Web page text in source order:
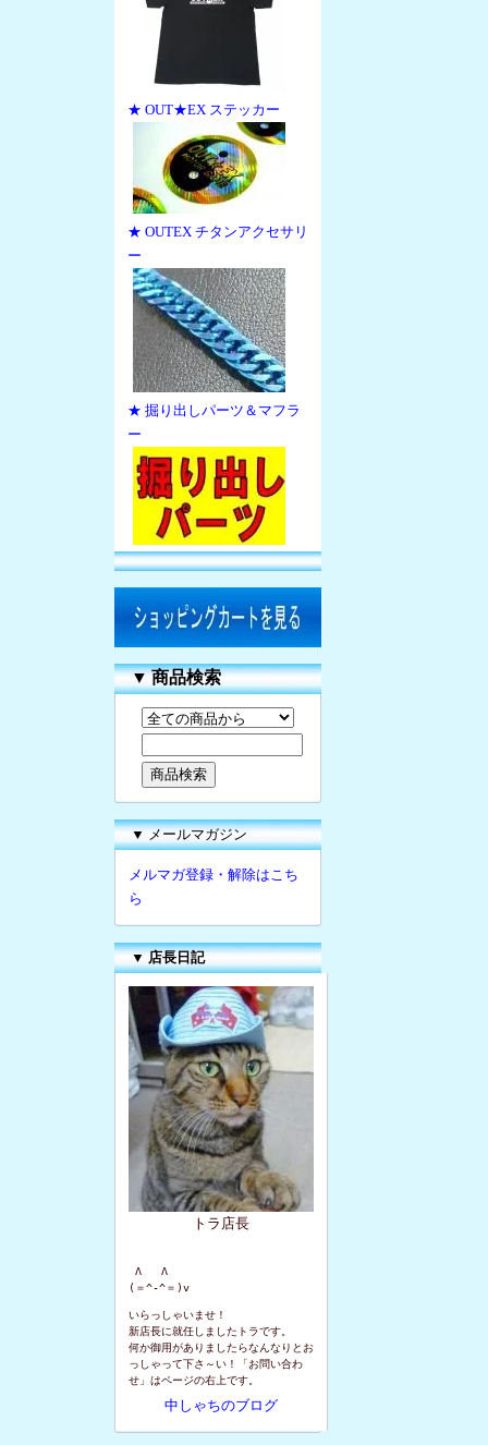
★ OUT★EX ステッカー
★ OUTEX チタンアクセサリ
ー
★ 掘り出しパーツ＆マフラ
ー
▼商品検索
▼ メールマガジン
メルマガ登録・解除はこち
ら
▼ 店長日記
トラ店長
Λ   Λ
(＝^-^＝)v
いらっしゃいませ！
新店長に就任しましたトラです。
何か御用がありましたらなんなりとお
っしゃって下さ～い！「お問い合わ
せ」はページの右上です。
中しゃちのブログ